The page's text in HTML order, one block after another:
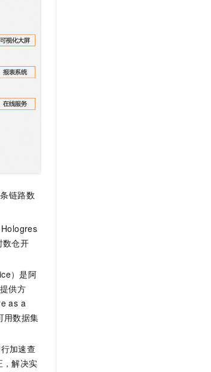
链路数
数仓开
）是阿
供方
as a
用数据集
加速查
，解决实
建站